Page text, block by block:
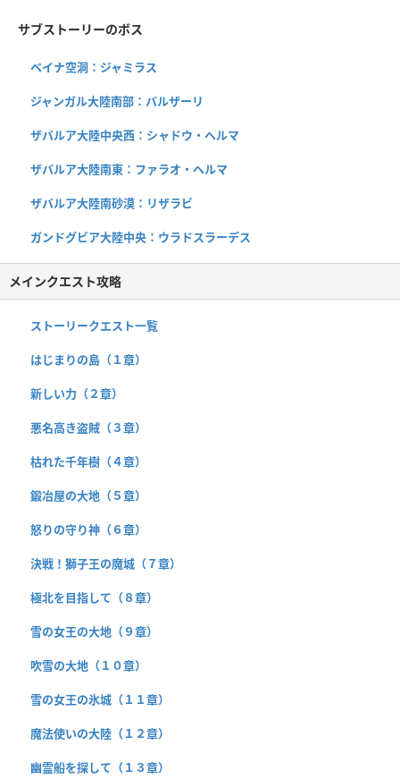
サブストーリーのボス
ベイナ空洞：ジャミラス
ジャンガル大陸南部：バルザーリ
ザバルア大陸中央西：シャドウ・ヘルマ
ザバルア大陸南東：ファラオ・ヘルマ
ザバルア大陸南砂漠：リザラビ
ガンドグビア大陸中央：ウラドスラーデス
メインクエスト攻略
ストーリークエスト一覧
はじまりの島（１章）
新しい力（２章）
悪名高き盗賊（３章）
枯れた千年樹（４章）
鍛冶屋の大地（５章）
怒りの守り神（６章）
決戦！獅子王の魔城（７章）
極北を目指して（８章）
雪の女王の大地（９章）
吹雪の大地（１０章）
雪の女王の氷城（１１章）
魔法使いの大陸（１２章）
幽霊船を探して（１３章）